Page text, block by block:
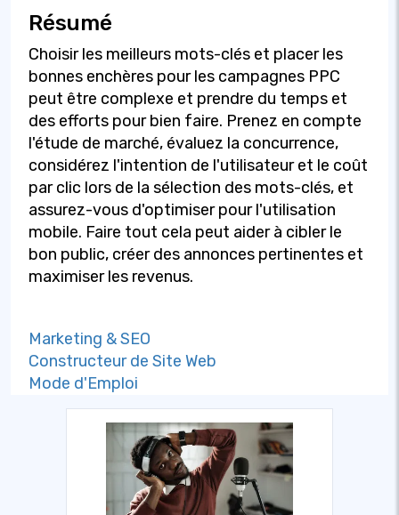
Résumé
Choisir les meilleurs mots-clés et placer les
bonnes enchères pour les campagnes PPC
peut être complexe et prendre du temps et
des efforts pour bien faire. Prenez en compte
l'étude de marché, évaluez la concurrence,
considérez l'intention de l'utilisateur et le coût
par clic lors de la sélection des mots-clés, et
assurez-vous d'optimiser pour l'utilisation
mobile. Faire tout cela peut aider à cibler le
bon public, créer des annonces pertinentes et
maximiser les revenus.
Marketing & SEO
Constructeur de Site Web
Mode d'Emploi